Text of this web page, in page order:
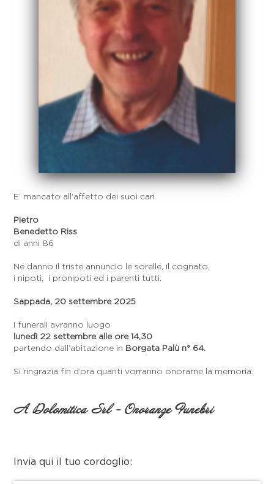
E’ mancato all’affetto dei suoi cari
Pietro
Benedetto Riss
di anni 86
Ne danno il triste annuncio le sorelle, il cognato,
i nipoti, i pronipoti ed i parenti tutti.
Sappada, 20 settembre 2025
I funerali avranno luogo
lunedì 22 settembre alle ore 14,30
partendo dall’abitazione in Borgata Palù n° 64.
Si ringrazia fin d’ora quanti vorranno onorarne la memoria.
A Dolomitica Srl - Onoranze Funebri
Invia qui il tuo cordoglio: